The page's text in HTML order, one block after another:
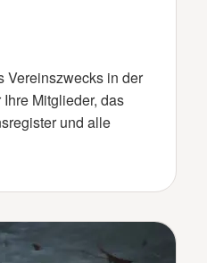
Vereinszwecks in der
Mitglieder, das
und alle